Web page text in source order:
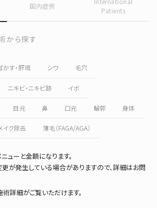
国内症例
Patients
から探す
かす・肝斑 シワ 毛穴
ニキビ・ニキビ跡 イボ
目元 鼻 口元 輪郭 身体
イク除去 薄毛（FAGA/AGA）
ーと金額になります。
が発生している場合がありますので、詳細はお問
詳細がご覧いただけます。